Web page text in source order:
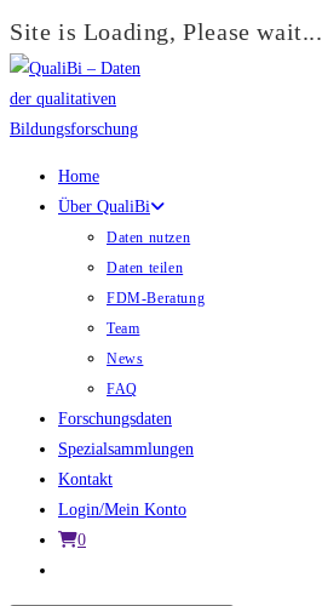
Site is Loading, Please wait...
Zum
Inhalt
springen
Home
Über QualiBi
Daten nutzen
Daten teilen
FDM-Beratung
Team
News
FAQ
Forschungsdaten
Spezialsammlungen
Kontakt
Login/Mein Konto
0